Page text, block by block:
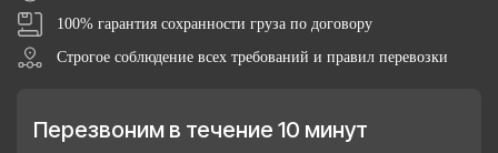
100% гарантия сохранности груза по договору
Строгое соблюдение всех требований и правил перевозки
Перезвоним в течение 10 минут